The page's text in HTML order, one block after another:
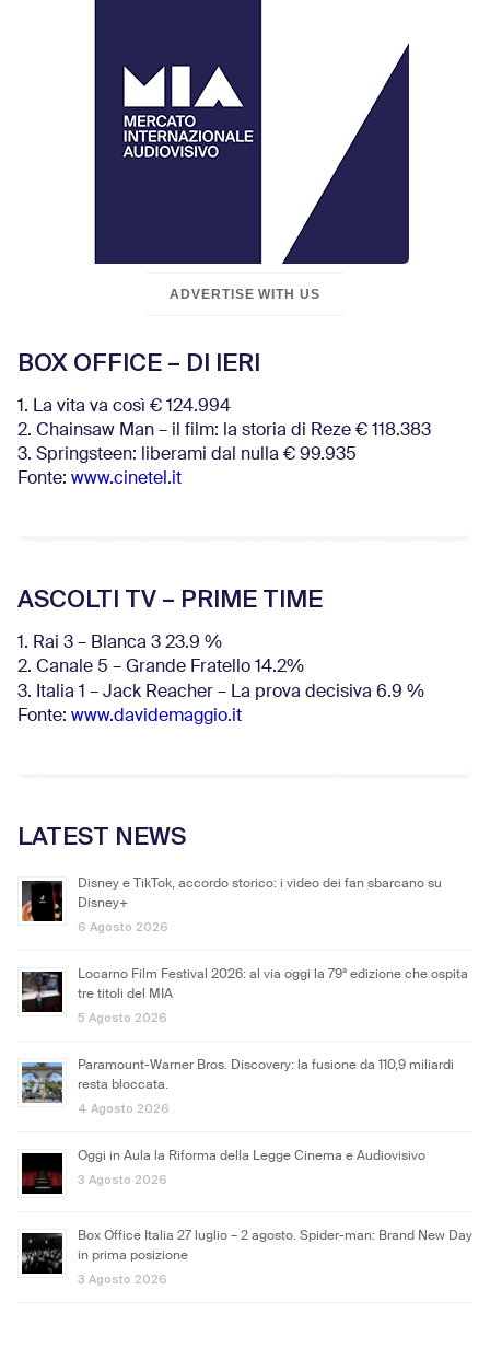
ADVERTISE WITH US
BOX OFFICE – DI IERI
1. La vita va così € 124.994
2. Chainsaw Man – il film: la storia di Reze € 118.383
3. Springsteen: liberami dal nulla € 99.935
Fonte: www.cinetel.it
ASCOLTI TV – PRIME TIME
1. Rai 3 – Blanca 3 23.9 %
2. Canale 5 – Grande Fratello 14.2%
3. Italia 1 – Jack Reacher – La prova decisiva 6.9 %
Fonte: www.davidemaggio.it
LATEST NEWS
Disney e TikTok, accordo storico: i video dei fan sbarcano su
Disney+
6 Agosto 2026
Locarno Film Festival 2026: al via oggi la 79ª edizione che ospita
tre titoli del MIA
5 Agosto 2026
Paramount-Warner Bros. Discovery: la fusione da 110,9 miliardi
resta bloccata.
4 Agosto 2026
Oggi in Aula la Riforma della Legge Cinema e Audiovisivo
3 Agosto 2026
Box Office Italia 27 luglio – 2 agosto. Spider-man: Brand New Day
in prima posizione
3 Agosto 2026